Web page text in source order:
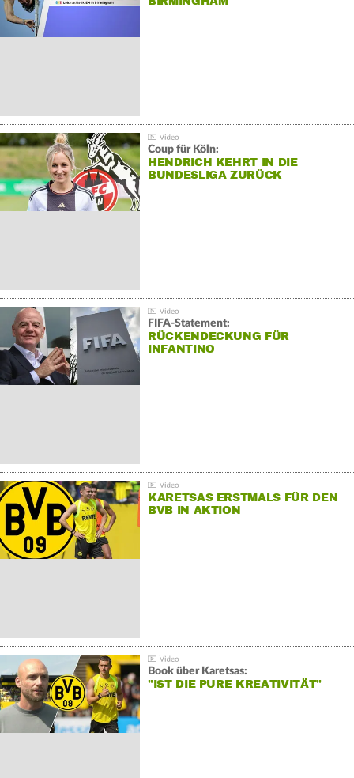
Coup für Köln:
HENDRICH KEHRT IN DIE
BUNDESLIGA ZURÜCK
FIFA-Statement:
RÜCKENDECKUNG FÜR
INFANTINO
KARETSAS ERSTMALS FÜR DEN
BVB IN AKTION
Book über Karetsas:
"IST DIE PURE KREATIVITÄT"